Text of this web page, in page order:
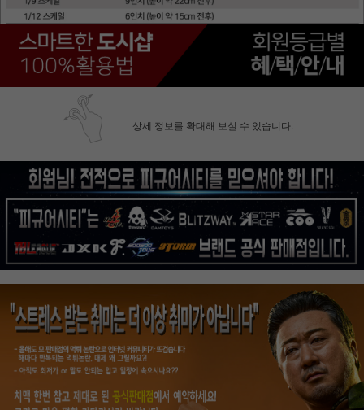
상세 정보를 확대해 보실 수 있습니다.